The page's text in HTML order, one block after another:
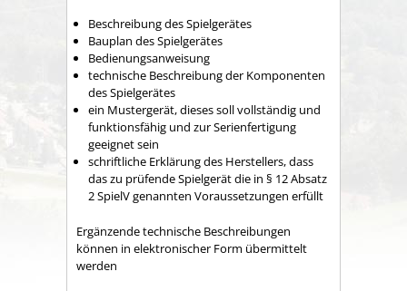
Beschreibung des Spielgerätes
Bauplan des Spielgerätes
Bedienungsanweisung
technische Beschreibung der Komponenten
des Spielgerätes
ein Mustergerät, dieses soll vollständig und
funktionsfähig und zur Serienfertigung
geeignet sein
schriftliche Erklärung des Herstellers, dass
das zu prüfende Spielgerät die in § 12 Absatz
2 SpielV genannten Voraussetzungen erfüllt
Ergänzende technische Beschreibungen
können in elektronischer Form übermittelt
werden